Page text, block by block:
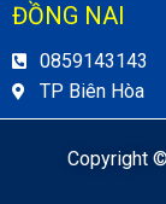
ĐỒNG NAI
0859143143
TP Biên Hòa
Copyright